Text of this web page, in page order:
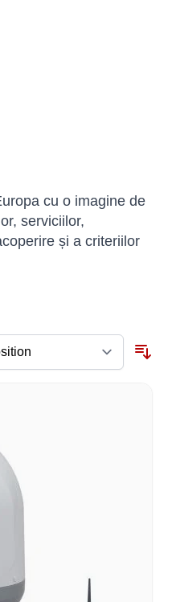
cu o imagine de
serviciilor,
și a criteriilor